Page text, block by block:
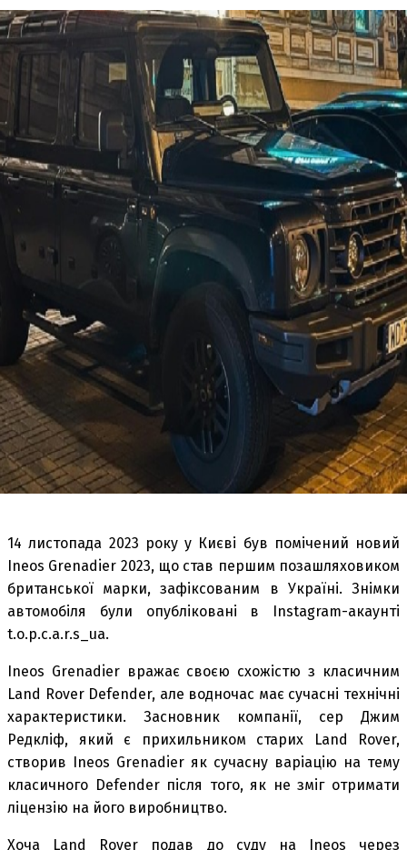
14 листопада 2023 року у Києві був помічений новий
Ineos Grenadier 2023, що став першим позашляховиком
британської марки, зафіксованим в Україні. Знімки
автомобіля були опубліковані в Instagram-акаунті
t.o.p.c.a.r.s_ua.
Ineos Grenadier вражає своєю схожістю з класичним
Land Rover Defender, але водночас має сучасні технічні
характеристики. Засновник компанії, сер Джим
Редкліф, який є прихильником старих Land Rover,
створив Ineos Grenadier як сучасну варіацію на тему
класичного Defender після того, як не зміг отримати
ліцензію на його виробництво.
Хоча Land Rover подав до суду на Ineos через